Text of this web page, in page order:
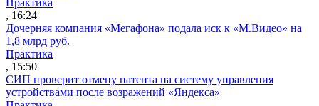
, 16:24
Дочерняя компания «Мегафона» подала иск к «М.Видео» на
1,8 млрд руб.
Практика
, 15:50
СИП проверит отмену патента на систему управления
устройствами после возражений «Яндекса»